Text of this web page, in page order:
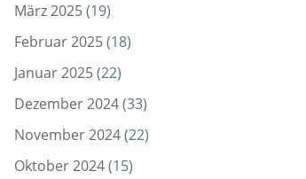
März 2025(19)
Februar 2025(18)
Januar 2025(22)
Dezember 2024(33)
November 2024(22)
Oktober 2024(15)